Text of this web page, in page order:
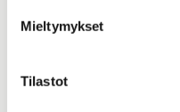
Mieltymykset
Tilastot